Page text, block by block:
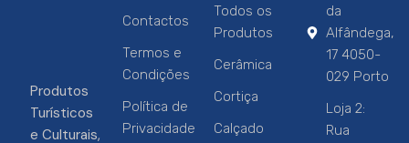
Produtos
Turísticos
e Culturais,
Contactos
Termos e
Condições
Política de
Privacidade
Todos os
Produtos
Cerâmica
Cortiça
Calçado
da
Alfândega,
17 4050-
029 Porto
Loja 2:
Rua